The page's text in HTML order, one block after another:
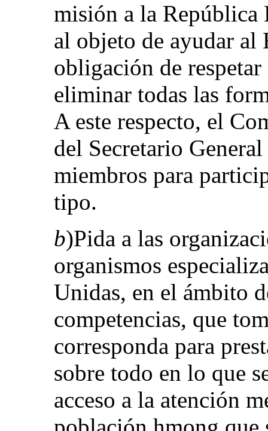
misión a la
al objeto de ayudar al
obligación de
eliminar todas las
A este respecto, el
del Secretario
miembros para
tipo.
b)Pida a las
organismos
Unidas, en el ámbito
competencias, que
corresponda para
sobre todo en lo que
acceso a la atención